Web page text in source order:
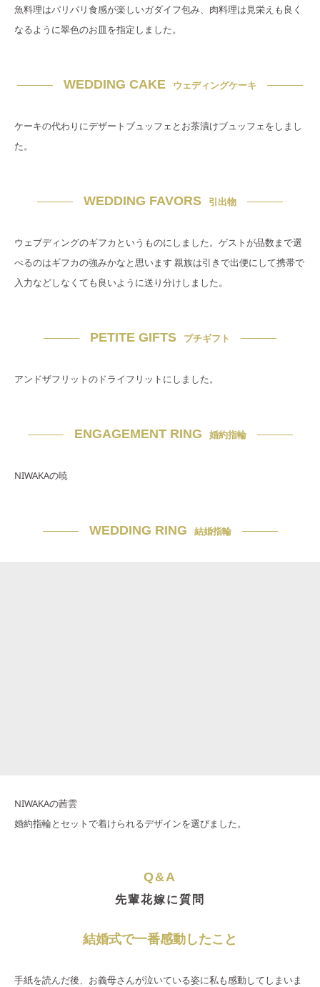
魚料理はパリパリ食感が楽しいガダイフ包み、肉料理は見栄えも良く
なるように翠色のお皿を指定しました。
WEDDING CAKE ウェディングケーキ
ケーキの代わりにデザートブュッフェとお茶漬けブュッフェをしまし
た。
WEDDING FAVORS 引出物
ウェブディングのギフカというものにしました。ゲストが品数まで選
べるのはギフカの強みかなと思います 親族は引きで出便にして携帯で
入力などしなくても良いように送り分けしました。
PETITE GIFTS プチギフト
アンドザフリットのドライフリットにしました。
ENGAGEMENT RING 婚約指輪
NIWAKAの暁
WEDDING RING 結婚指輪
NIWAKAの茜雲
婚約指輪とセットで着けられるデザインを選びました。
Q&A
先輩花嫁に質問
結婚式で一番感動したこと
手紙を読んだ後、お義母さんが泣いている姿に私も感動してしまいま